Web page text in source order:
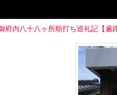
府内八十八ヶ所順打ち巡礼記【遍